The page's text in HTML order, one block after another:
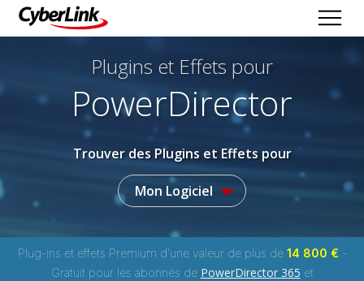
Plugins et Effets pour
PowerDirector
Trouver des Plugins et Effets pour
Mon Logiciel
Plug-ins et effets Premium d'une valeur de plus de 14 800 € -
Gratuit pour les abonnés de PowerDirector 365 et